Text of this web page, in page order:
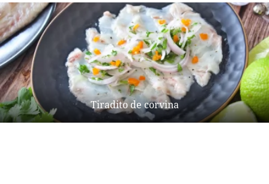
Tiradito de corvina